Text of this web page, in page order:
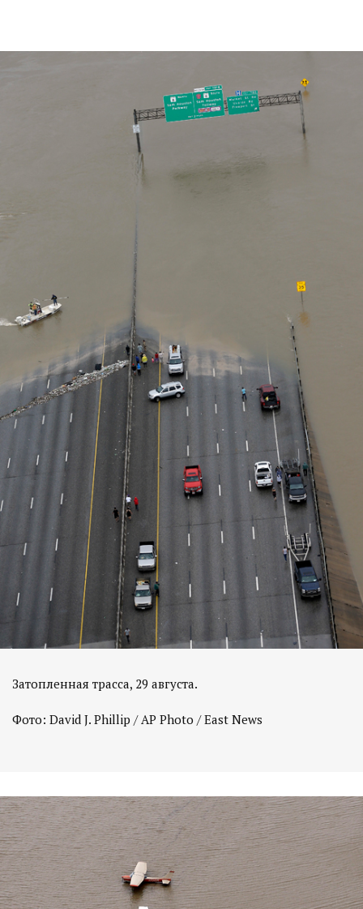
Затопленная трасса, 29 августа.
Фото: David J. Phillip / AP Photo / East News